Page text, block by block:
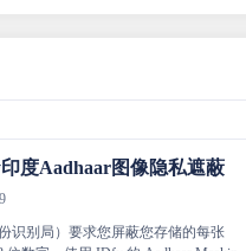
度Aadhaar图像隐私遮蔽
识别局）要求您屏蔽您存储的每张